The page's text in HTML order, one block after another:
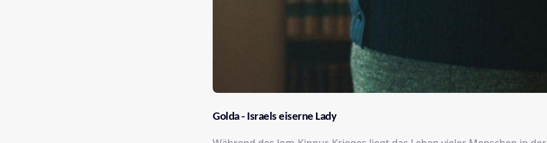
Golda - Israels eiserne Lady